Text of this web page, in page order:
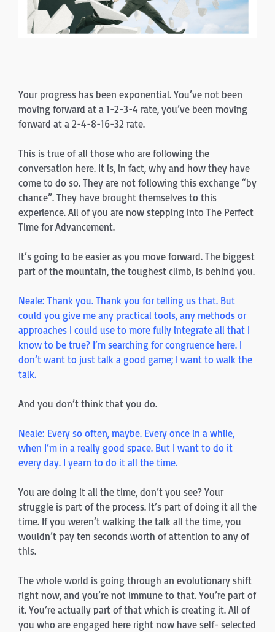
Your progress has been exponential. You’ve not been
moving forward at a 1-2-3-4 rate, you’ve been moving
forward at a 2-4-8-16-32 rate.
This is true of all those who are following the
conversation here. It is, in fact, why and how they have
come to do so. They are not following this exchange “by
chance”. They have brought themselves to this
experience. All of you are now stepping into The Perfect
Time for Advancement.
It’s going to be easier as you move forward. The biggest
part of the mountain, the toughest climb, is behind you.
Neale: Thank you. Thank you for telling us that. But
could you give me any practical tools, any methods or
approaches I could use to more fully integrate all that I
know to be true? I’m searching for congruence here. I
don’t want to just talk a good game; I want to walk the
talk.
And you don’t think that you do.
Neale: Every so often, maybe. Every once in a while,
when I’m in a really good space. But I want to do it
every day. I yearn to do it all the time.
You are doing it all the time, don’t you see? Your
struggle is part of the process. It’s part of doing it all the
time. If you weren’t walking the talk all the time, you
wouldn’t pay ten seconds worth of attention to any of
this.
The whole world is going through an evolutionary shift
right now, and you’re not immune to that. You’re part of
it. You’re actually part of that which is creating it. All of
you who are engaged here right now have self- selected